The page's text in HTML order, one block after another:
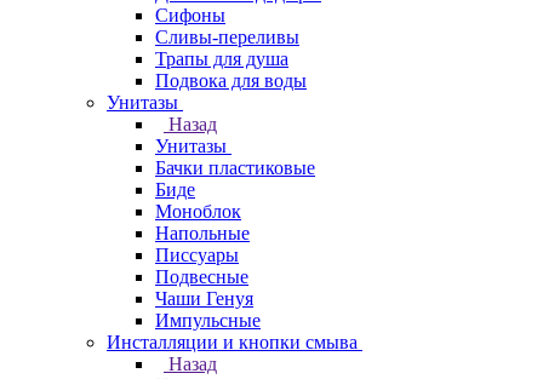
Сифоны
Сливы-переливы
Трапы для душа
Подвока для воды
Унитазы
Назад
Унитазы
Бачки пластиковые
Биде
Моноблок
Напольные
Писсуары
Подвесные
Чаши Генуя
Импульсные
Инсталляции и кнопки смыва
Назад